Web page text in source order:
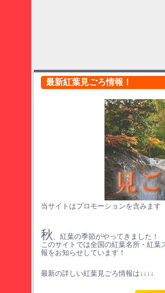
最新紅葉見ごろ情報！
当サイトはプロモーションを含みます
秋
、紅葉の季節がやってきました！
このサイトでは全国の紅葉名所・紅
報をお知らせしています！
最新の詳しい紅葉見ごろ情報は↓↓↓↓